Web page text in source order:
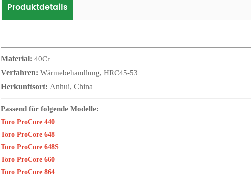
Produktdetails
Material: 40Cr
Verfahren: Wärmebehandlung, HRC45-53
Herkunftsort: Anhui, China
Passend für folgende Modelle:
Toro ProCore 440
Toro ProCore 648
Toro ProCore 648S
Toro ProCore 660
Toro ProCore 864